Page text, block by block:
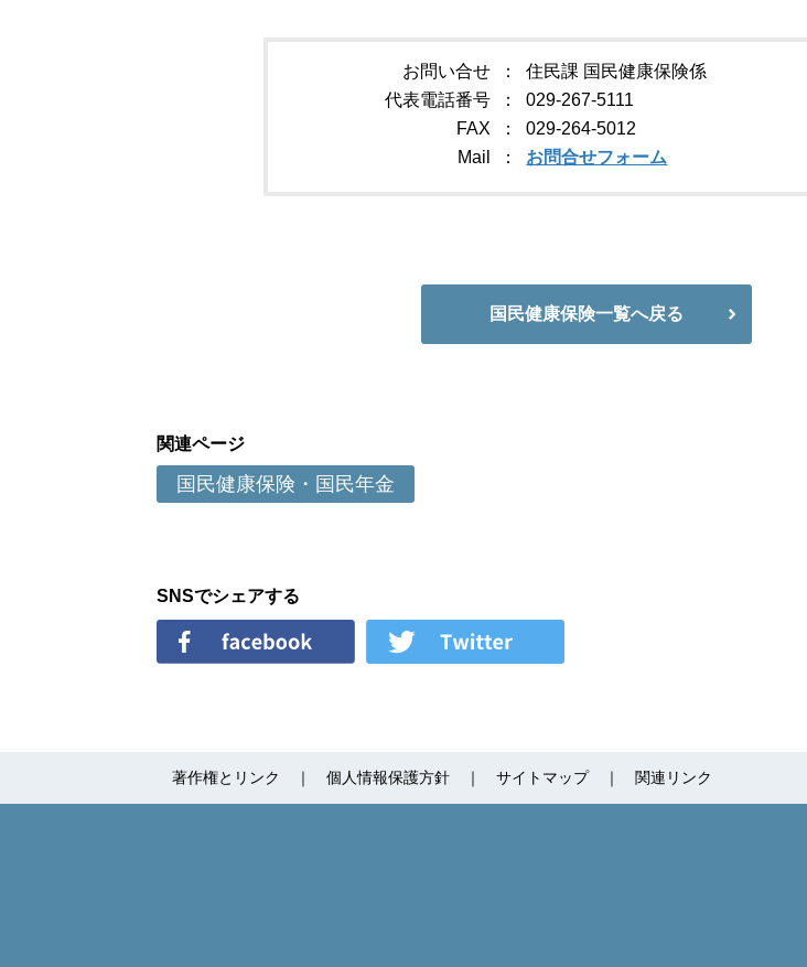
お問い合せ
住民課 国民健康保険係
代表電話番号
029-267-5111
FAX
029-264-5012
Mail
お問合せフォーム
国民健康保険一覧へ戻る
関連ページ
国民健康保険・国民年金
SNSでシェアする
著作権とリンク 個人情報保護方針 サイトマップ 関連リンク